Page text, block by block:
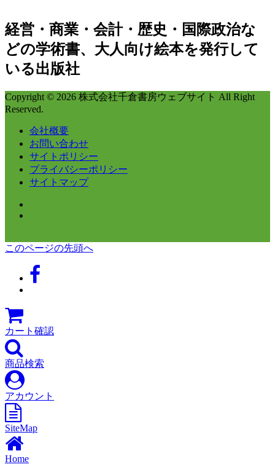
経営・商業・会計・歴史・国際政治な
どの学術書、大人向け絵本を発行して
いる出版社
Copyright © 2026 株式会社千倉書房ウェブサイト All Right
Reserved.
会社概要
お問い合わせ
サイトポリシー
プライバシーポリシー
サイトマップ
このページの先頭へ
カート確認
商品検索
アカウント
SiteMap
Home